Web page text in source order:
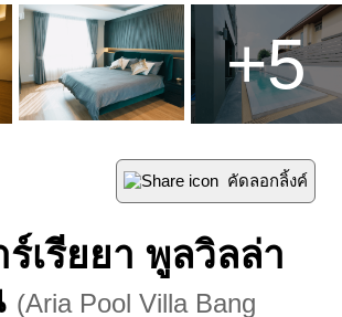
+5
ร์เรียยา พูลวิลล่า
(Aria Pool Villa Bang
คัดลอกลิ้งค์